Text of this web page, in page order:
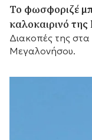
Το φωσφοριζέ
καλοκαιρινό
Διακοπές της
Μεγαλονήσου.